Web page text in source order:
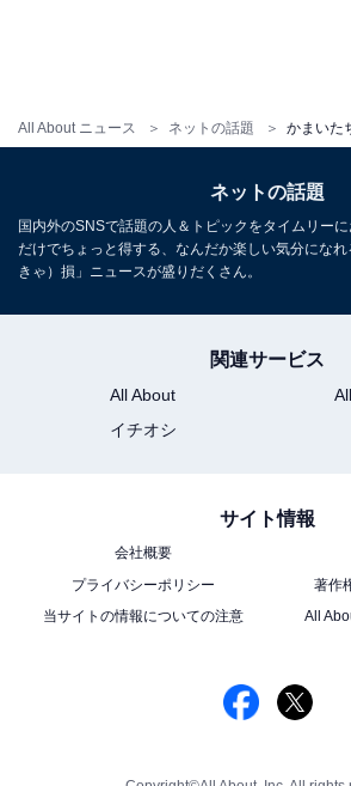
All About ニュース ネットの話題
ネットの話題
国内外のSNSで話題の人＆トピックをタイムリー
だけでちょっと得する、なんだか楽しい気分にな
きゃ）損」ニュースが盛りだくさん。
関連サービス
All About
イチオシ
サイト情報
会社概要
プライバシーポリシー
著作
当サイトの情報についての注意
All